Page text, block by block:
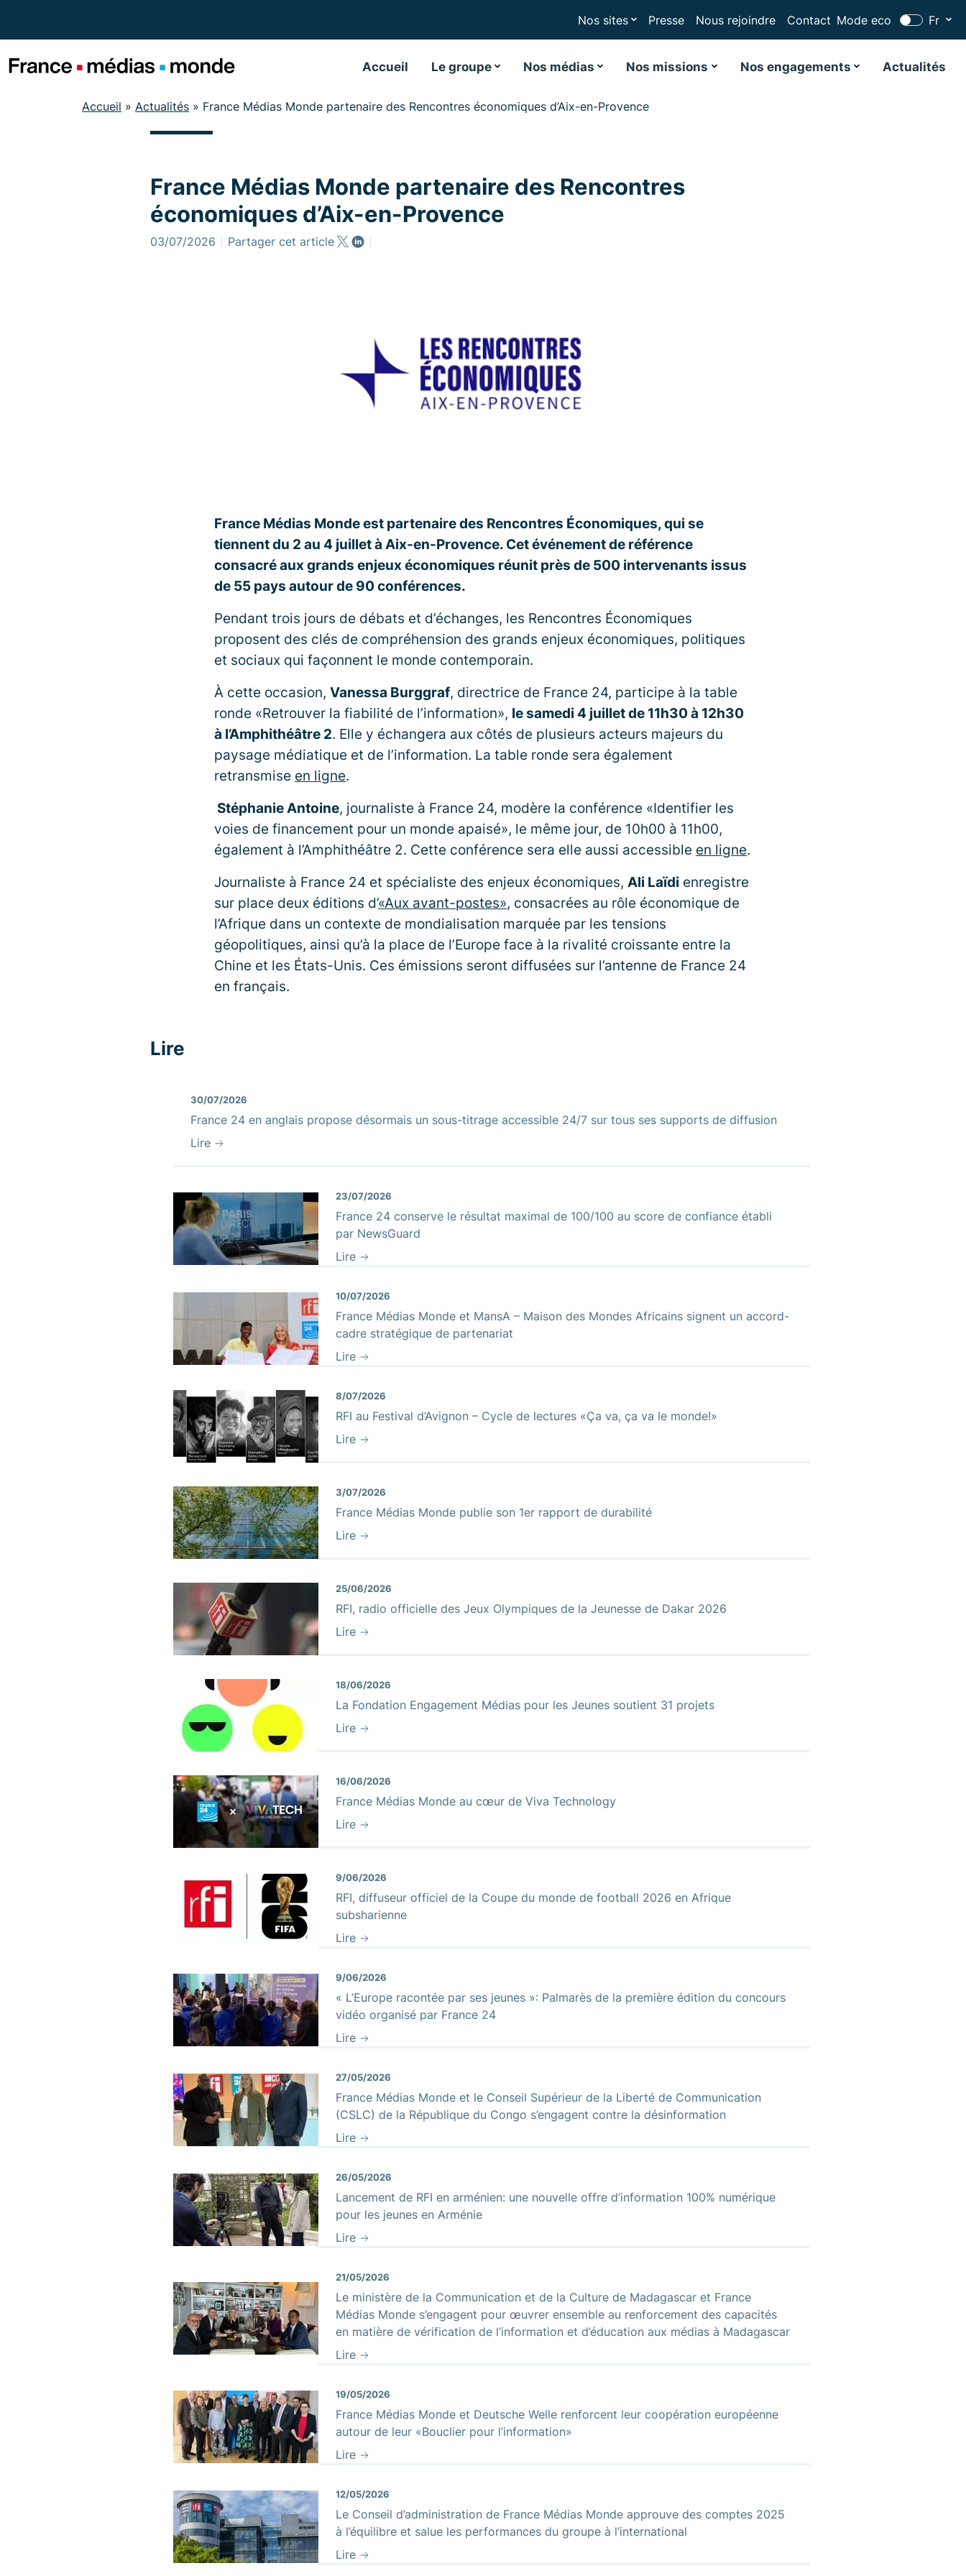
Nos sites Presse Nous rejoindre Contact Mode eco Fr
Accueil Le groupe Nos médias Nos missions Nos engagements Actualités
Accueil » Actualités » France Médias Monde partenaire des Rencontres économiques d’Aix-en-Provence
France Médias Monde partenaire des Rencontres
économiques d’Aix-en-Provence
03/07/2026 Partager cet article
France Médias Monde est partenaire des Rencontres Économiques, qui se
tiennent du 2 au 4 juillet à Aix-en-Provence. Cet événement de référence
consacré aux grands enjeux économiques réunit près de 500 intervenants issus
de 55 pays autour de 90 conférences.
Pendant trois jours de débats et d’échanges, les Rencontres Économiques
proposent des clés de compréhension des grands enjeux économiques, politiques
et sociaux qui façonnent le monde contemporain.
À cette occasion,Vanessa Burggraf, directrice de France 24, participe à la table
ronde «Retrouver la fiabilité de l’information», le samedi 4 juillet de 11h30 à 12h30
à l’Amphithéâtre 2. Elle y échangera aux côtés de plusieurs acteurs majeurs du
paysage médiatique et de l’information. La table ronde sera également
retransmise en ligne.
Stéphanie Antoine, journaliste à France 24, modère la conférence «Identifier les
voies de financement pour un monde apaisé», le même jour, de 10h00 à 11h00,
également à l’Amphithéâtre 2. Cette conférence sera elle aussi accessible en ligne.
Journaliste à France 24 et spécialiste des enjeux économiques, Ali Laïdi enregistre
sur place deux éditions d’«Aux avant-postes», consacrées au rôle économique de
l’Afrique dans un contexte de mondialisation marquée par les tensions
géopolitiques, ainsi qu’à la place de l’Europe face à la rivalité croissante entre la
Chine et les États-Unis. Ces émissions seront diffusées sur l’antenne de France 24
en français.
Lire
30/07/2026
France 24 en anglais propose désormais un sous-titrage accessible 24/7 sur tous ses supports de diffusion
Lire
23/07/2026
France 24 conserve le résultat maximal de 100/100 au score de confiance établi
par NewsGuard
Lire
10/07/2026
France Médias Monde et MansA – Maison des Mondes Africains signent un accord-
cadre stratégique de partenariat
Lire
8/07/2026
RFI au Festival d’Avignon – Cycle de lectures «Ça va, ça va le monde!»
Lire
3/07/2026
France Médias Monde publie son 1er rapport de durabilité
Lire
25/06/2026
RFI, radio officielle des Jeux Olympiques de la Jeunesse de Dakar 2026
Lire
18/06/2026
La Fondation Engagement Médias pour les Jeunes soutient 31 projets
Lire
16/06/2026
France Médias Monde au cœur de Viva Technology
Lire
9/06/2026
RFI, diffuseur officiel de la Coupe du monde de football 2026 en Afrique
subsharienne
Lire
9/06/2026
« L’Europe racontée par ses jeunes »: Palmarès de la première édition du concours
vidéo organisé par France 24
Lire
27/05/2026
France Médias Monde et le Conseil Supérieur de la Liberté de Communication
(CSLC) de la République du Congo s’engagent contre la désinformation
Lire
26/05/2026
Lancement de RFI en arménien: une nouvelle offre d’information 100% numérique
pour les jeunes en Arménie
Lire
21/05/2026
Le ministère de la Communication et de la Culture de Madagascar et France
Médias Monde s’engagent pour œuvrer ensemble au renforcement des capacités
en matière de vérification de l’information et d’éducation aux médias à Madagascar
Lire
19/05/2026
France Médias Monde et Deutsche Welle renforcent leur coopération européenne
autour de leur «Bouclier pour l’information»
Lire
12/05/2026
Le Conseil d’administration de France Médias Monde approuve des comptes 2025
à l’équilibre et salue les performances du groupe à l’international
Lire